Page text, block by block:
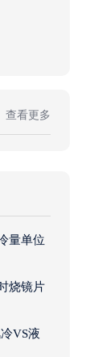
查看更多
量单位
烧镜片
VS液